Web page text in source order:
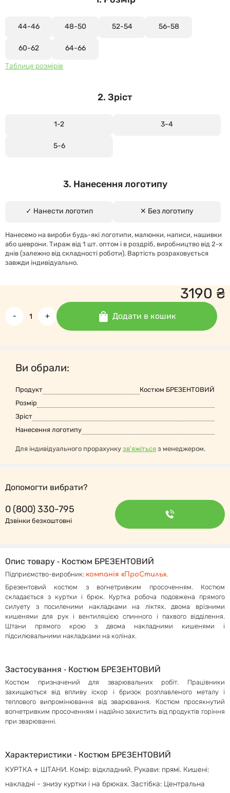
44-46 48-50 52-54 56-58
60-62 64-66
Таблиця розмірів
2. Зріст
1-2 3-4
5-6
3. Нанесення логотипу
✓ Нанести логотип ✕ Без логотипу
Нанесемо на вироби будь-які логотипи, малюнки, написи, нашивки
або шеврони. Тираж від 1 шт. оптом і в роздріб, виробництво від 2-х
днів (залежно від складності роботи). Вартість розраховується
завжди індивідуально.
3190 ₴
- + Додати в кошик
Ви обрали:
Продукт
Костюм БРЕЗЕНТОВИЙ
Розмір
Зріст
Нанесення логотипу
Для індивідуального прорахунку зв'яжіться з менеджером.
Допомогти вибрати?
0 (800) 330-795
Дзвінки безкоштовні
Опис товару ‐ Костюм БРЕЗЕНТОВИЙ
Підприємство-виробник: компанія «ПроСтиль».
Брезентовий костюм з вогнетривким просоченням. Костюм
складається з куртки і брюк. Куртка робоча подовжена прямого
силуету з посиленими накладками на ліктях, двома врізними
кишенями для рук і вентиляцією спинного і пахвого відділення.
Штани прямого крою з двома накладними кишенями і
підсилювальними накладками на колінах.
Застосування ‐ Костюм БРЕЗЕНТОВИЙ
Костюм призначений для зварювальних робіт. Працівники
захищаються від впливу іскор і бризок розплавленого металу і
теплового випромінювання від зварювання. Костюм просякнутий
вогнетривким просоченням і надійно захистить від продуктів горіння
при зварюванні.
Характеристики ‐ Костюм БРЕЗЕНТОВИЙ
КУРТКА + ШТАНИ. Комір: відкладний. Рукави: прямі. Кишені:
накладні - знизу куртки і на брюках. Застібка: Центральна